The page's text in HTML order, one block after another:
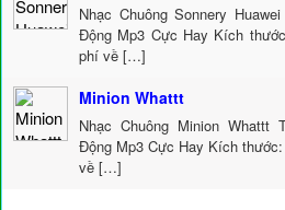
Nhạc Chuông Sonnery
Động Mp3 Cực Hay Kích
phí về […]
Minion Whattt
Nhạc Chuông Minion
Động Mp3 Cực Hay Kích
về […]